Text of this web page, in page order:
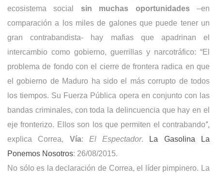
ecosistema social sin muchas oportunidades–en
comparación a los miles de galones que puede tener un
gran contrabandista- hay mafias que apadrinan el
intercambio como gobierno, guerrillas y narcotráfico: “El
problema de fondo con el cierre de frontera radica en que
el gobierno de Maduro ha sido el más corrupto de todos
los tiempos. Su Fuerza Pública opera en conjunto con las
bandas criminales, con toda la delincuencia que hay en el
eje fronterizo. Ellos son los que permiten el contrabando”,
explica Correa, Vía: El Espectador.
La Gasolina La
Ponemos Nosotros: 26/08/2015.
No sólo es la declaración de Correa, el líder pimpinero. La